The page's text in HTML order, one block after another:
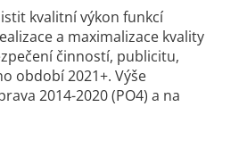
kvalitní výkon funkcí
a maximalizace kvality
činností, publicitu,
období 2021+. Výše
2014-2020 (PO4) a na